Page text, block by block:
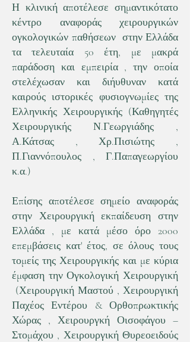
Η κλινική αποτέλεσε σημαντικότατο
κέντρο αναφοράς χειρουργικών
ογκολογικών παθήσεων στην Ελλάδα
τα τελευταία 50 έτη, με μακρά
παράδοση και εμπειρία , την οποία
στελέχωσαν και διήυθυναν κατά
καιρούς ιστορικές φυσιογνωμίες της
Ελληνικής Χειρουργικής (Καθηγητές
Χειρουργικής Ν.Γεωργιάδης ,
Α.Κάτσας , Χρ.Πισιώτης ,
Π.Γιαννόπουλος , Γ.Παπαγεωργίου
κ.α.)
Επίσης αποτέλεσε σημείο αναφοράς
στην Χειρουργική εκπαίδευση στην
Ελλάδα , με κατά μέσο όρο 2000
επεμβάσεις κατ' έτος, σε όλους τους
τομείς της Χειρουργικής και με κύρια
έμφαση την Ογκολογική Χειρουργική
(Χειρουργική Μαστού , Χειρουργική
Παχέος Εντέρου & Ορθοπρωκτικής
Χώρας , Χειρουργκή Οισοφάγου –
Στομάχου , Χειρουργική Θυρεοειδούς